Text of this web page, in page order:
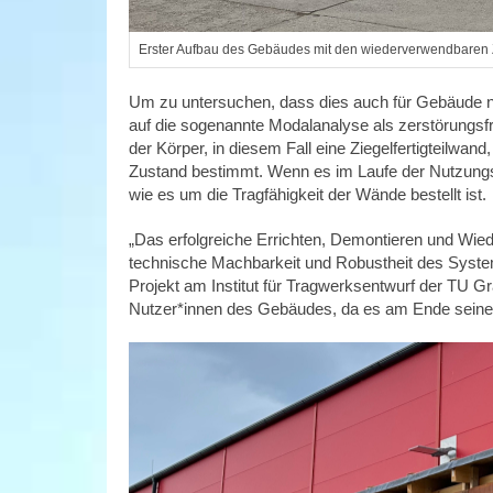
Erster Aufbau des Gebäudes mit den
Um zu untersuchen, dass dies auch für
auf die sogenannte Modalanalyse als
der Körper, in diesem Fall eine
Zustand bestimmt. Wenn es im Laufe der
wie es um die Tragfähigkeit der Wände bestellt ist.
„Das erfolgreiche Errichten, Demontieren und
technische Machbarkeit und Robustheit des
Projekt am Institut für Tragwerksentwurf der TU
Nutzer*innen des Gebäudes, da es am Ende